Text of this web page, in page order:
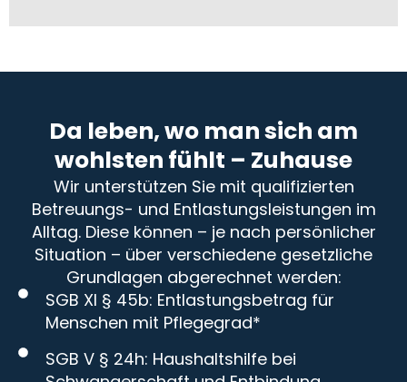
Da leben, wo man sich am
wohlsten fühlt – Zuhause
Wir unterstützen Sie mit qualifizierten
Betreuungs- und Entlastungsleistungen im
Alltag. Diese können – je nach persönlicher
Situation – über verschiedene gesetzliche
Grundlagen abgerechnet werden:
SGB XI § 45b: Entlastungsbetrag für
Menschen mit Pflegegrad*
SGB V § 24h: Haushaltshilfe bei